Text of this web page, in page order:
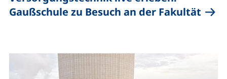
Gaußschule zu Besuch an der Fakultät